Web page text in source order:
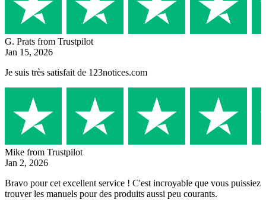
G. Prats from Trustpilot
Jan 15, 2026
Je suis très satisfait de 123notices.com
Mike from Trustpilot
Jan 2, 2026
Bravo pour cet excellent service ! C'est incroyable que vous puissiez
trouver les manuels pour des produits aussi peu courants.